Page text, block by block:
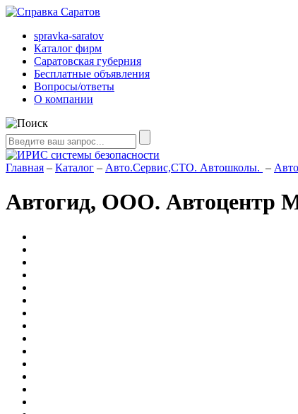
spravka-saratov
Каталог фирм
Саратовская губерния
Бесплатные объявления
Вопросы/ответы
О компании
Главная – Каталог – Авто.Сервис,СТО. Автошколы. –
Автогид, ООО. Автоцентр